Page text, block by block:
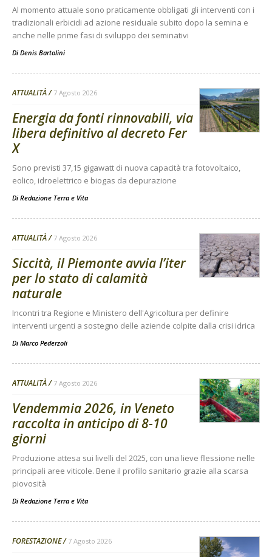
Al momento attuale sono praticamente obbligati gli interventi con i
tradizionali erbicidi ad azione residuale subito dopo la semina e
anche nelle prime fasi di sviluppo dei seminativi
Di Denis Bartolini
ATTUALITÀ 7 Agosto 2026
Energia da fonti rinnovabili, via
libera definitivo al decreto Fer
X
Sono previsti 37,15 gigawatt di nuova capacità tra fotovoltaico,
eolico, idroelettrico e biogas da depurazione
Di Redazione Terra e Vita
ATTUALITÀ 7 Agosto 2026
Siccità, il Piemonte avvia l’iter
per lo stato di calamità
naturale
Incontri tra Regione e Ministero dell'Agricoltura per definire
interventi urgenti a sostegno delle aziende colpite dalla crisi idrica
Di Marco Pederzoli
ATTUALITÀ 7 Agosto 2026
Vendemmia 2026, in Veneto
raccolta in anticipo di 8-10
giorni
Produzione attesa sui livelli del 2025, con una lieve flessione nelle
principali aree viticole. Bene il profilo sanitario grazie alla scarsa
piovosità
Di Redazione Terra e Vita
FORESTAZIONE 7 Agosto 2026